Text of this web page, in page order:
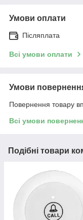
Умови оплати
Післяплата
Всі умови оплати
Умови
Повернення товару
Всі умови
Подібні товари